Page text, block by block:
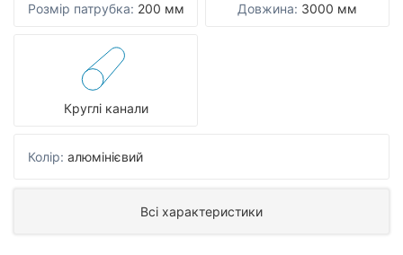
Розмір патрубка: 200 мм Довжина: 3000 мм
Круглі канали
Колір: алюмінієвий
Всі характеристики